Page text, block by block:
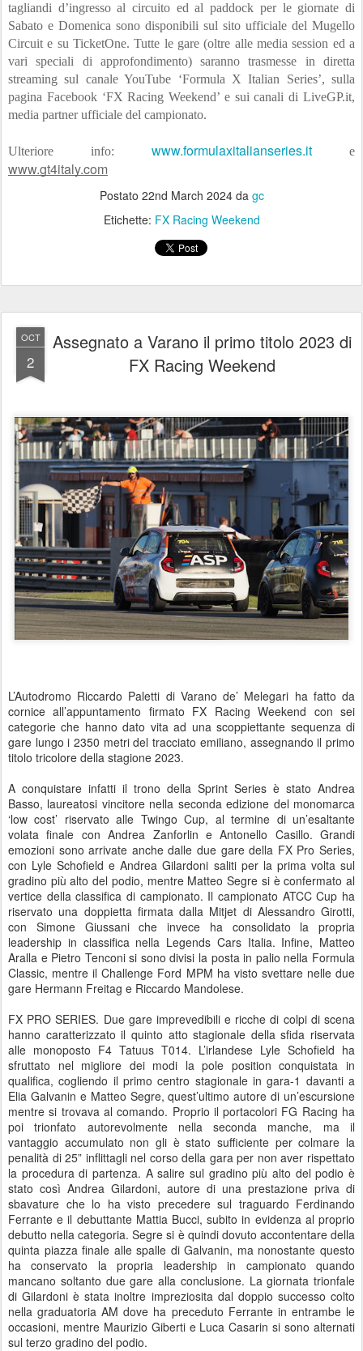
tagliandi d’ingresso al circuito ed al paddock per le giornate di
Sabato e Domenica sono disponibili sul sito ufficiale del Mugello
Circuit e su TicketOne. Tutte le gare (oltre alle media session ed a
vari speciali di approfondimento) saranno trasmesse in diretta
streaming sul canale YouTube ‘Formula X Italian Series’, sulla
pagina Facebook ‘FX Racing Weekend’ e sui canali di LiveGP.it,
media partner ufficiale del campionato.
Ulteriore info: www.formulaxitalianseries.it
www.gt4italy.com
Postato 22nd March 2024da gc
Etichette: FX Racing Weekend
OCT
2
Assegnato a Varano il primo titolo 2023 di
FX Racing Weekend
L’Autodromo Riccardo Paletti di Varano de’ Melegari ha fatto da
cornice all’appuntamento firmato FX Racing Weekend con sei
categorie che hanno dato vita ad una scoppiettante sequenza di
gare lungo i 2350 metri del tracciato emiliano, assegnando il primo
titolo tricolore della stagione 2023.
A conquistare infatti il trono della Sprint Series è stato Andrea
Basso, laureatosi vincitore nella seconda edizione del monomarca
‘low cost’ riservato alle Twingo Cup, al termine di un’esaltante
volata finale con Andrea Zanforlin e Antonello Casillo. Grandi
emozioni sono arrivate anche dalle due gare della FX Pro Series,
con Lyle Schofield e Andrea Gilardoni saliti per la prima volta sul
gradino più alto del podio, mentre Matteo Segre si è confermato al
vertice della classifica di campionato. Il campionato ATCC Cup ha
riservato una doppietta firmata dalla Mitjet di Alessandro Girotti,
con Simone Giussani che invece ha consolidato la propria
leadership in classifica nella Legends Cars Italia. Infine, Matteo
Aralla e Pietro Tenconi si sono divisi la posta in palio nella Formula
Classic, mentre il Challenge Ford MPM ha visto svettare nelle due
gare Hermann Freitag e Riccardo Mandolese.
FX PRO SERIES. Due gare imprevedibili e ricche di colpi di scena
hanno caratterizzato il quinto atto stagionale della sfida riservata
alle monoposto F4 Tatuus T014. L’irlandese Lyle Schofield ha
sfruttato nel migliore dei modi la pole position conquistata in
qualifica, cogliendo il primo centro stagionale in gara-1 davanti a
Elia Galvanin e Matteo Segre, quest’ultimo autore di un’escursione
mentre si trovava al comando. Proprio il portacolori FG Racing ha
poi trionfato autorevolmente nella seconda manche, ma il
vantaggio accumulato non gli è stato sufficiente per colmare la
penalità di 25” inflittagli nel corso della gara per non aver rispettato
la procedura di partenza. A salire sul gradino più alto del podio è
stato così Andrea Gilardoni, autore di una prestazione priva di
sbavature che lo ha visto precedere sul traguardo Ferdinando
Ferrante e il debuttante Mattia Bucci, subito in evidenza al proprio
debutto nella categoria. Segre si è quindi dovuto accontentare della
quinta piazza finale alle spalle di Galvanin, ma nonostante questo
ha conservato la propria leadership in campionato quando
mancano soltanto due gare alla conclusione. La giornata trionfale
di Gilardoni è stata inoltre impreziosita dal doppio successo colto
nella graduatoria AM dove ha preceduto Ferrante in entrambe le
occasioni, mentre Maurizio Giberti e Luca Casarin si sono alternati
sul terzo gradino del podio.